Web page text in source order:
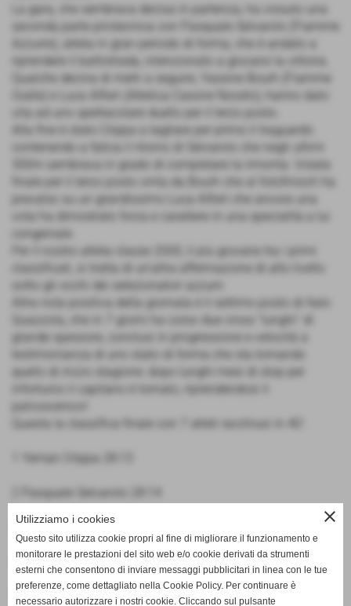
La gara, che sembrava decisa in partenza, ha vissuto una
seconda parte pirotecnica con Pasquale Selvarolo (Fiamme
Azzurre), atleta in gran periodo di forma, che è andato a
riprendere il battistrada, intenzionato a giocarsi la vittoria.
Qualche decina di metri a seguire, Yassine Bouih (Fiamme
Gialle) e Luca Alfieri (Atletica Casone Noceto), hanno dato
vita ad uno spettacolare duello per il terzo posto.
Alla fine è stato Crippa a tagliare per primo il traguardo
contenendo a fatica il ritorno di Selvarolo che negli ultimi
300m sembrava in grado di completare la rimonta. Volata
finale per il terzo posto vinta da Bouih che al fotofinisch ha
prevalso su un grandissimo Luca Alfieri che ancora una
vota ha dimostrato forza e carattere in una specialità a lui
congeniale.
Per il nostro atleta classe 2000, il più giovane tra i primi
classificati, si tratta di un'altra affermazione di alto livello
sotto gli occhi dei selezionatori azzurri.
Altra nota positiva della giornata è il settimo posto di Italo
Quazzola, che in 7 giorni ha corso due cross “lunghi” di
grande spessore, conclusi in progressione e velocità a
testimonianza di uno stato di forma che sta tornando
quello di inizio stagione: dopo lunghi mesi di stop per
infortunio il capitano è tornato, riprendendosi il
palcoscenico!
Questa la classifica finale con 7 atleti racchiusi in 40'.
1 Yeman Crippa 28:13
2 Pasquale Selvarolo 28:14
3 Yassine Bouih 28:32
4 Luca Alfieri 28:33
5 El Ghazouany Mohamed 28:51
close
Utilizziamo i cookies
Questo sito utilizza cookie propri al fine di migliorare il funzionamento e
monitorare le prestazioni del sito web e/o cookie derivati da strumenti
esterni che consentono di inviare messaggi pubblicitari in linea con le tue
preferenze, come dettagliato nella Cookie Policy. Per continuare è
necessario autorizzare i nostri cookie. Cliccando sul pulsante